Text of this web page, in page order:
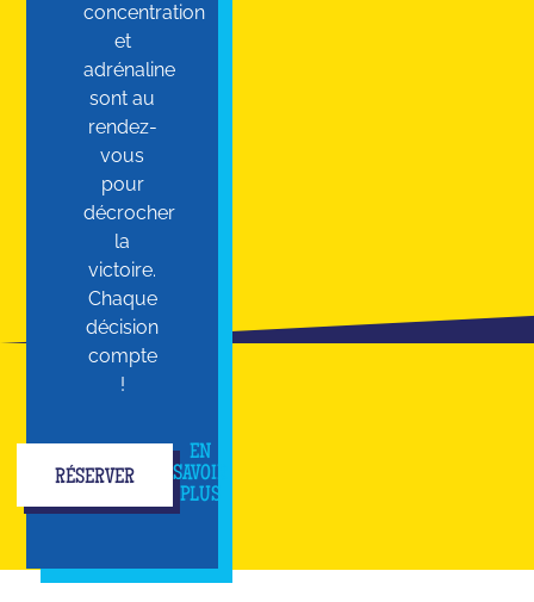
concentration
et
adrénaline
sont au
rendez-
vous
pour
décrocher
la
victoire.
Chaque
décision
compte
!
RÉSERVER
EN
SAVOIR
PLUS